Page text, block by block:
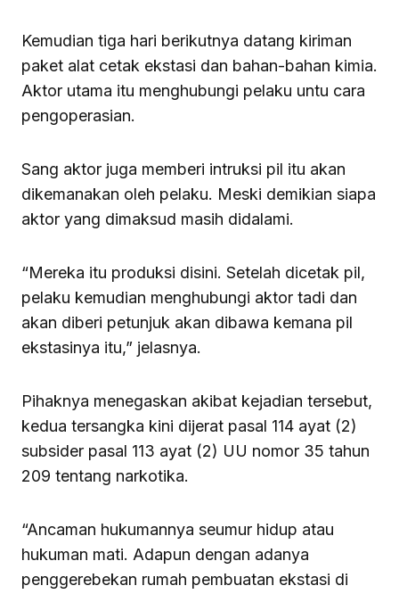
Kemudian tiga hari berikutnya datang kiriman
paket alat cetak ekstasi dan bahan-bahan kimia.
Aktor utama itu menghubungi pelaku untu cara
pengoperasian.
Sang aktor juga memberi intruksi pil itu akan
dikemanakan oleh pelaku. Meski demikian siapa
aktor yang dimaksud masih didalami.
“Mereka itu produksi disini. Setelah dicetak pil,
pelaku kemudian menghubungi aktor tadi dan
akan diberi petunjuk akan dibawa kemana pil
ekstasinya itu,” jelasnya.
Pihaknya menegaskan akibat kejadian tersebut,
kedua tersangka kini dijerat pasal 114 ayat (2)
subsider pasal 113 ayat (2) UU nomor 35 tahun
209 tentang narkotika.
“Ancaman hukumannya seumur hidup atau
hukuman mati. Adapun dengan adanya
penggerebekan rumah pembuatan ekstasi di